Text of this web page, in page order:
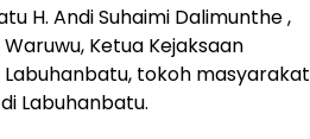
H. Andi Suhaimi Dalimunthe ,
Ketua Kejaksaan
Labuhanbatu, tokoh masyarakat
Labuhanbatu.